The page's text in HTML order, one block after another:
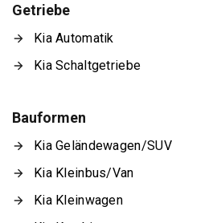
Getriebe
Kia Automatik
Kia Schaltgetriebe
Bauformen
Kia Geländewagen/SUV
Kia Kleinbus/Van
Kia Kleinwagen